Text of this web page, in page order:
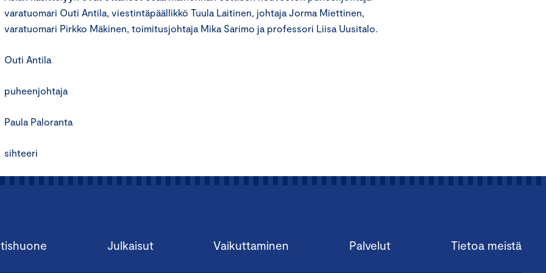
varatuomari Outi Antila, viestintäpäällikkö Tuula Laitinen, johtaja Jorma Miettinen,
varatuomari Pirkko Mäkinen, toimitusjohtaja Mika Sarimo ja professori Liisa Uusitalo.
Outi Antila
puheenjohtaja
Paula Paloranta
sihteeri
Julkaisut Vaikuttaminen Palvelut Tietoa meistä